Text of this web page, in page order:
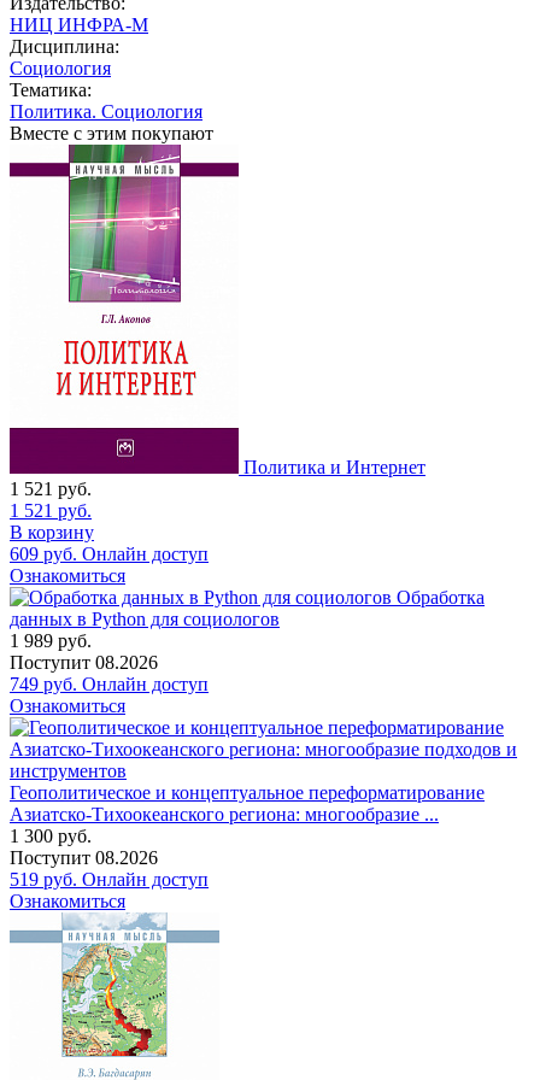
НИЦ ИНФРА-М
Дисциплина:
Социология
Тематика:
Политика. Социология
Вместе с этим покупают
Политика и Интернет
1 521 руб.
1 521 руб.
В корзину
609 руб. Онлайн доступ
Ознакомиться
Обработка
данных в Python для социологов
1 989 руб.
Поступит 08.2026
749 руб. Онлайн доступ
Ознакомиться
Геополитическое и концептуальное переформатирование
Азиатско-Тихоокеанского региона: многообразие ...
1 300 руб.
Поступит 08.2026
519 руб. Онлайн доступ
Ознакомиться